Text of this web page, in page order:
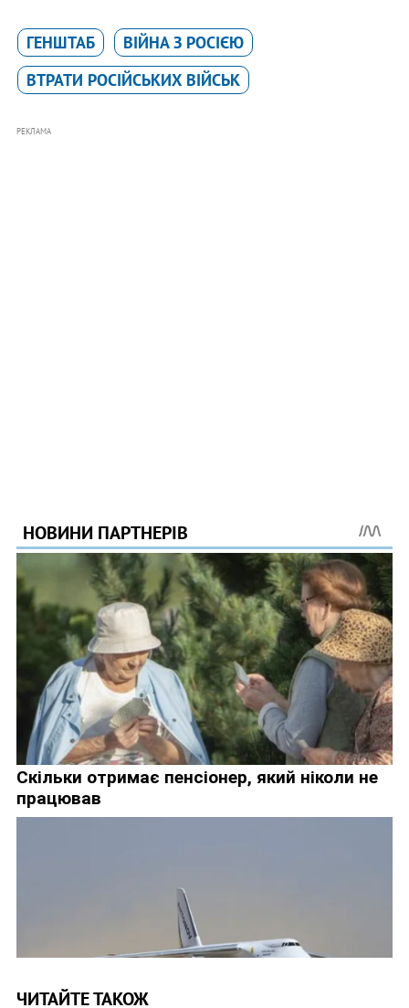
ГЕНШТАБ
ВІЙНА З РОСІЄЮ
ВТРАТИ РОСІЙСЬКИХ ВІЙСЬК
РЕКЛАМА
ЧИТАЙТЕ ТАКОЖ